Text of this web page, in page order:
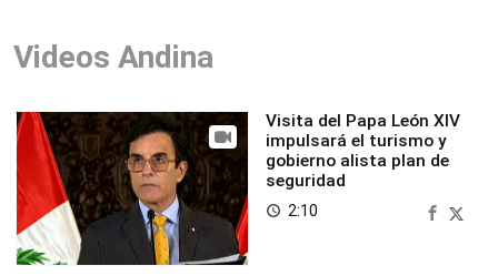
Videos Andina
Visita del Papa León XIV
impulsará el turismo y
gobierno alista plan de
seguridad
access_time 2:10